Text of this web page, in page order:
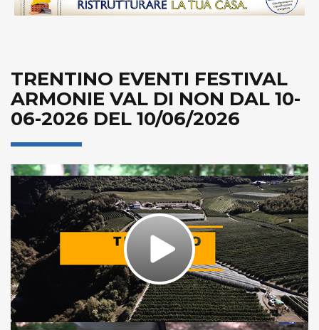
TRENTINO EVENTI FESTIVAL
ARMONIE VAL DI NON DAL 10-
06-2026 DEL 10/06/2026
Play
Video